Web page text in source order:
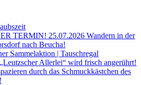
TERMIN! 25.07.2026 Wandern in der
nach Beucha!
Sammelaktion | Tauschregal
Allerlei“ wird frisch angerührt!
durch das Schmuckkästchen des